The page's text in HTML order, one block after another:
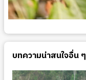
บทความน่าสนใจอื่น ๆ